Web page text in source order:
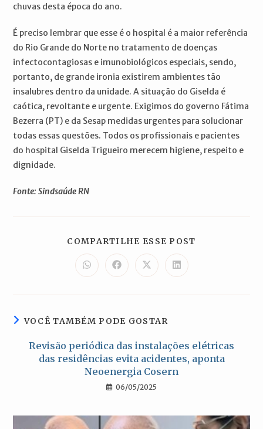
chuvas desta época do ano.
É preciso lembrar que esse é o hospital é a maior referência
do Rio Grande do Norte no tratamento de doenças
infectocontagiosas e imunobiológicos especiais, sendo,
portanto, de grande ironia existirem ambientes tão
insalubres dentro da unidade. A situação do Giselda é
caótica, revoltante e urgente. Exigimos do governo Fátima
Bezerra (PT) e da Sesap medidas urgentes para solucionar
todas essas questões. Todos os profissionais e pacientes
do hospital Giselda Trigueiro merecem higiene, respeito e
dignidade.
Fonte: Sindsaúde RN
COMPARTILHE ESSE POST
Abre
em
nova
Abre
em
nova
Abre
em
nova
Abre
em
nova
VOCÊ TAMBÉM PODE GOSTAR
Revisão periódica das instalações elétricas
das residências evita acidentes, aponta
Neoenergia Cosern
06/05/2025